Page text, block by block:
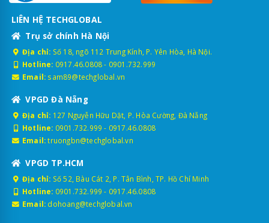
LIÊN HỆ TECHGLOBAL
Trụ sở chính Hà Nội
Địa chỉ: Số 18, ngõ 112 Trung Kính, P. Yên Hòa, Hà Nội.
Hotline: 0917.46.0808- 0901.732.999
Email: sam89@techglobal.vn
VPGD Đà Nẵng
Địa chỉ: 127 Nguyễn Hữu Dật, P. Hòa Cường, Đà Nẵng
Hotline: 0901.732.999 - 0917.46.0808
Email: truongbn@techglobal.vn
VPGD TP.HCM
Địa chỉ: Số 52, Bàu Cát 2, P. Tân Bình, TP. Hồ Chí Minh
Hotline: 0901.732.999 - 0917.46.0808
Email: dohoang@techglobal.vn